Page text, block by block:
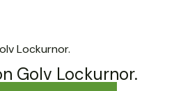
Golv Lockurnor.